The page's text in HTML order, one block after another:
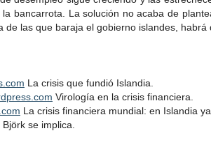
bancarrota. La solución no acaba de
de las que baraja el gobierno islandes, habrá
La crisis que fundió Islandia.
Virología en la crisis financiera.
La crisis financiera mundial: en Islandia
Björk se implica.